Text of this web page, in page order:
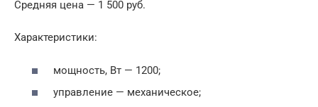
Средняя цена — 1 500 руб.
Характеристики:
мощность, Вт — 1200;
управление — механическое;